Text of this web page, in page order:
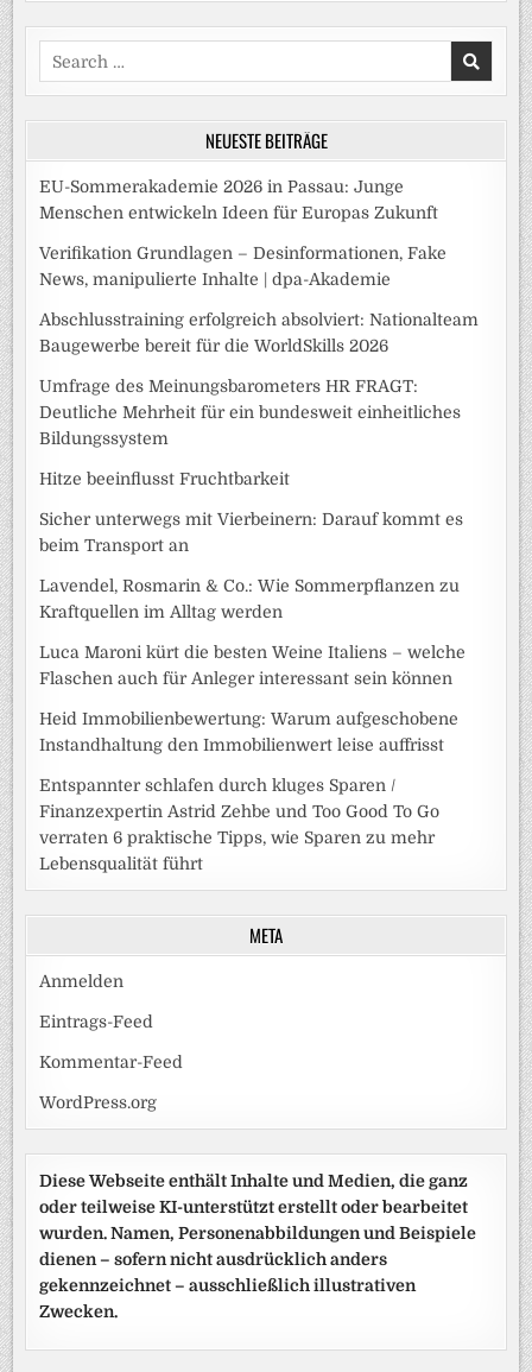
Search
for:
NEUESTE BEITRÄGE
EU-Sommerakademie 2026 in Passau: Junge
Menschen entwickeln Ideen für Europas Zukunft
Verifikation Grundlagen – Desinformationen, Fake
News, manipulierte Inhalte | dpa-Akademie
Abschlusstraining erfolgreich absolviert: Nationalteam
Baugewerbe bereit für die WorldSkills 2026
Umfrage des Meinungsbarometers HR FRAGT:
Deutliche Mehrheit für ein bundesweit einheitliches
Bildungssystem
Hitze beeinflusst Fruchtbarkeit
Sicher unterwegs mit Vierbeinern: Darauf kommt es
beim Transport an
Lavendel, Rosmarin & Co.: Wie Sommerpflanzen zu
Kraftquellen im Alltag werden
Luca Maroni kürt die besten Weine Italiens – welche
Flaschen auch für Anleger interessant sein können
Heid Immobilienbewertung: Warum aufgeschobene
Instandhaltung den Immobilienwert leise auffrisst
Entspannter schlafen durch kluges Sparen /
Finanzexpertin Astrid Zehbe und Too Good To Go
verraten 6 praktische Tipps, wie Sparen zu mehr
Lebensqualität führt
META
Anmelden
Eintrags-Feed
Kommentar-Feed
WordPress.org
Diese Webseite enthält Inhalte und Medien, die ganz
oder teilweise KI-unterstützt erstellt oder bearbeitet
wurden. Namen, Personenabbildungen und Beispiele
dienen – sofern nicht ausdrücklich anders
gekennzeichnet – ausschließlich illustrativen
Zwecken.